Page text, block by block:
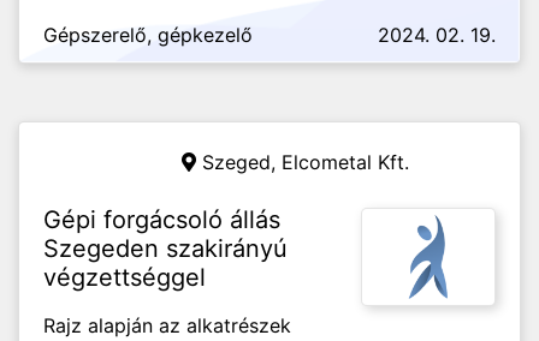
Gépszerelő, gépkezelő 2024. 02. 19.
Szeged, Elcometal Kft.
Gépi forgácsoló állás
Szegeden szakirányú
végzettséggel
Rajz alapján az alkatrészek